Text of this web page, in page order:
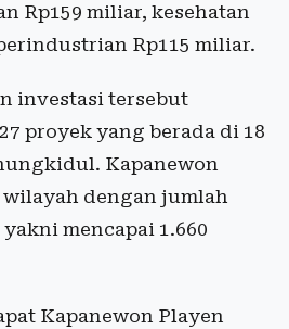
Rp159 miliar, kesehatan
Rp115 miliar.
investasi tersebut
proyek yang berada di 18
Kapanewon
dengan jumlah
mencapai 1.660
Kapanewon Playen